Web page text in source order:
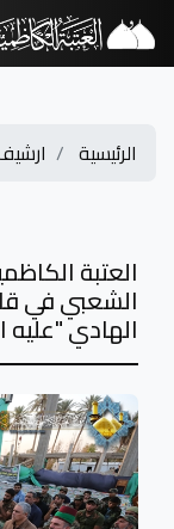
الرئيسية
العتبة
الشعبي في
الهادي "عليه